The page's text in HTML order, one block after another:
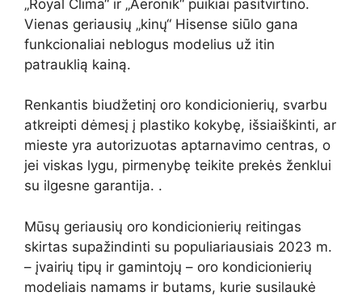
„Royal Clima“ ir „Aeronik“ puikiai pasitvirtino.
Vienas geriausių „kinų“ Hisense siūlo gana
funkcionaliai neblogus modelius už itin
patrauklią kainą.
Renkantis biudžetinį oro kondicionierių, svarbu
atkreipti dėmesį į plastiko kokybę, išsiaiškinti, ar
mieste yra autorizuotas aptarnavimo centras, o
jei viskas lygu, pirmenybę teikite prekės ženklui
su ilgesne garantija. .
Mūsų geriausių oro kondicionierių reitingas
skirtas supažindinti su populiariausiais 2023 m.
– įvairių tipų ir gamintojų – oro kondicionierių
modeliais namams ir butams, kurie susilaukė